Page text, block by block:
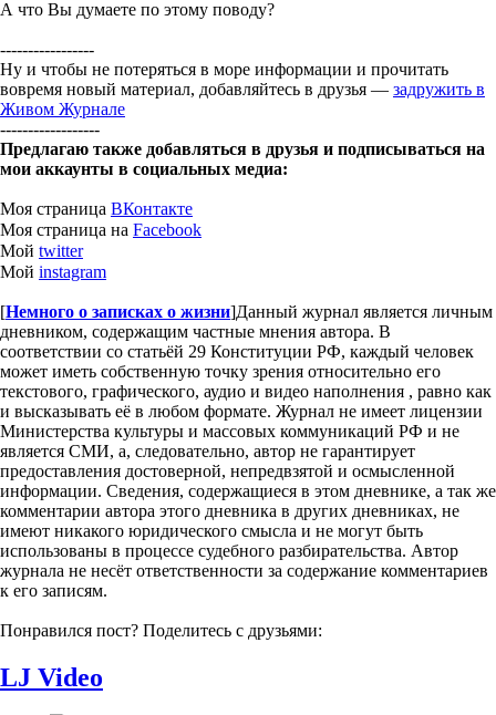
А что Вы думаете по этому поводу?
-----------------
Ну и чтобы не потеряться в море информации и прочитать
вовремя новый материал, добавляйтесь в друзья — задружить в
Живом Журнале
------------------
Предлагаю также добавляться в друзья и подписываться на
мои аккаунты в социальных медиа:
Моя страница ВКонтакте
Моя страница на Facebook
Мой twitter
Мой instagram
[Немного о записках о жизни]Данный журнал является личным
дневником, содержащим частные мнения автора. В
соответствии со статьёй 29 Конституции РФ, каждый человек
может иметь собственную точку зрения относительно его
текстового, графического, аудио и видео наполнения , равно как
и высказывать её в любом формате. Журнал не имеет лицензии
Министерства культуры и массовых коммуникаций РФ и не
является СМИ, а, следовательно, автор не гарантирует
предоставления достоверной, непредвзятой и осмысленной
информации. Сведения, содержащиеся в этом дневнике, а так же
комментарии автора этого дневника в других дневниках, не
имеют никакого юридического смысла и не могут быть
использованы в процессе судебного разбирательства. Автор
журнала не несёт ответственности за содержание комментариев
к его записям.
Понравился пост? Поделитесь с друзьями:
LJ Video